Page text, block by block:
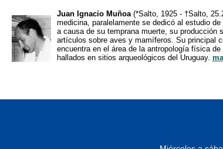
Juan Ignacio Muñoa(*Salto, 1925 - †Salto,
medicina, paralelamente se dedicó al estudio
a causa de su temprana muerte, su producción
artículos sobre aves y mamíferos. Su principal
encuentra en el área de la antropología física
hallados en sitios arqueológicos del Uruguay.